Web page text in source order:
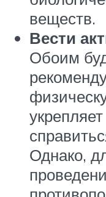
веществ.
Вести
Обоим
Однако,